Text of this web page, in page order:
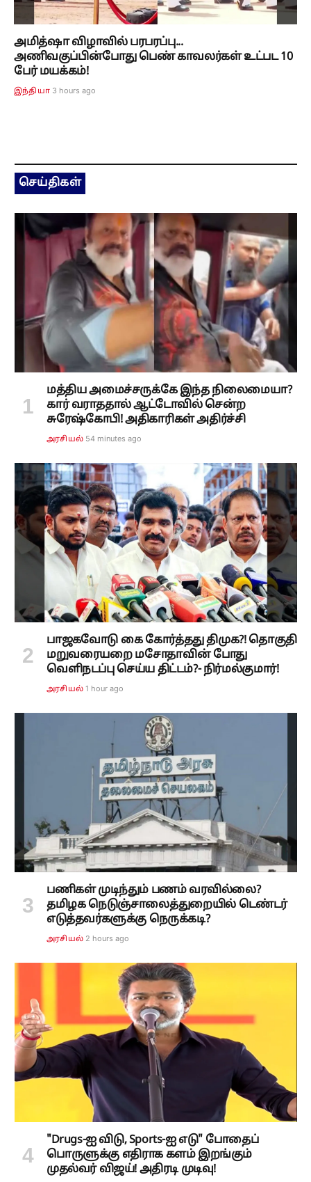
அமித்ஷா விழாவில் பரபரப்பு...
அணிவகுப்பின்போது பெண் காவலர்கள் உட்பட 10
பேர் மயக்கம்!
இந்தியா 3 hours ago
செய்திகள்
மத்திய அமைச்சருக்கே இந்த நிலைமையா?
கார் வராததால் ஆட்டோவில் சென்ற
சுரேஷ்கோபி! அதிகாரிகள் அதிர்ச்சி
அரசியல் 54 minutes ago
பாஜகவோடு கை கோர்த்தது திமுக?! தொகுதி
மறுவரையறை மசோதாவின் போது
வெளிநடப்பு செய்ய திட்டம்?- நிர்மல்குமார்!
அரசியல் 1 hour ago
பணிகள் முடிந்தும் பணம் வரவில்லை?
தமிழக நெடுஞ்சாலைத்துறையில் டெண்டர்
எடுத்தவர்களுக்கு நெருக்கடி?
அரசியல் 2 hours ago
"Drugs-ஐ விடு, Sports-ஐ எடு" போதைப்
பொருளுக்கு எதிராக களம் இறங்கும்
முதல்வர் விஜய்! அதிரடி முடிவு!